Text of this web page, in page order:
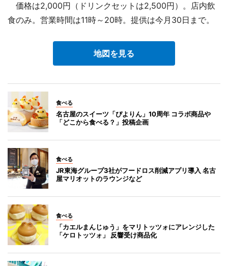
価格は2,000円（ドリンクセットは2,500円）。店内飲
食のみ。営業時間は11時～20時。提供は今月30日まで。
地図を見る
食べる
名古屋のスイーツ「ぴよりん」10周年 コラボ商品や
「どこから食べる？」投稿企画
食べる
JR東海グループ3社がフードロス削減アプリ導入 名古
屋マリオットのラウンジなど
食べる
「カエルまんじゅう」をマリトッツォにアレンジした
「ケロトッツォ」 反響受け商品化